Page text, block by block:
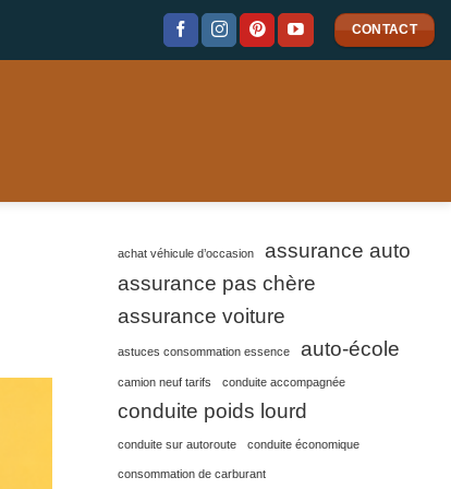
CONTACT
achat véhicule d’occasion
assurance auto
assurance pas chère
assurance voiture
astuces consommation essence auto-école
camion neuf tarifs conduite accompagnée
conduite poids lourd
conduite sur autoroute conduite économique
consommation de carburant